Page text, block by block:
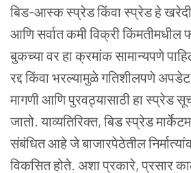
बिड-आस्कस्प्रेडकिंवास्प्रेडहे
आणिसर्वातकमीविक्रीकिंमतीमधील
बुकच्यावरहाक्रमांकसामान्यपणे
रद्दकिंवाभरल्यामुळेगतिशीलपणेअपडेट
मागणीआणिपुरवठ्यासाठीहास्प्रेड
जातो. याव्यतिरिक्त, बिडस्प्रेड
संबंधितआहेजेबाजारपेठेतील
विकसितहोते. अशाप्रकारे, प्रसार